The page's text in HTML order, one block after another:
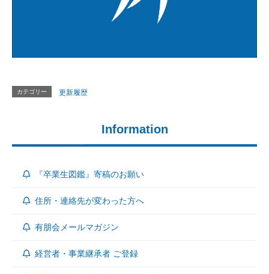
カテゴリー 更新履歴
Information
『卒業生図鑑』寄稿のお願い
住所・連絡先が変わった方へ
有朋会メールマガジン
経営者・事業継承者 ご登録